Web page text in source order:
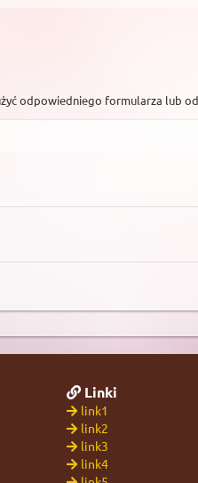
odpowiedniego formularza lub
Linki
link1
link2
link3
link4